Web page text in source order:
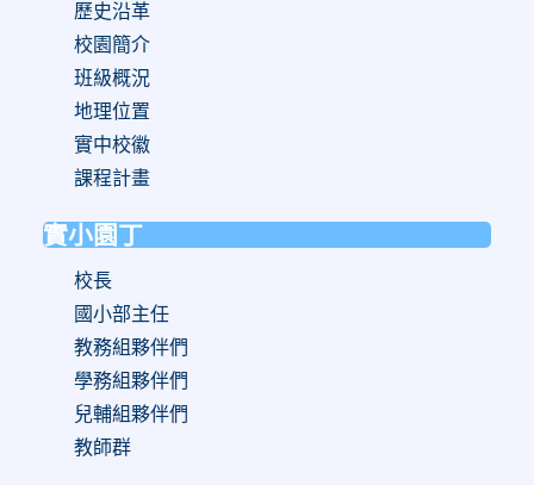
歷史沿革
校園簡介
班級概況
地理位置
實中校徽
課程計畫
實小園丁
校長
國小部主任
教務組夥伴們
學務組夥伴們
兒輔組夥伴們
教師群